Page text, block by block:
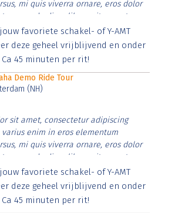
mi quis viverra ornare, eros dolor
commodo diam libero vitae erat.
et justo cursus id rutrum lorem
sem vitae risus tristique posuere.
favoriete schakel- of Y-AMT
deze geheel vrijblijvend en onder
45 minuten per rit!
Demo Ride Tour
(NH)
sit amet, consectetur adipiscing
varius enim in eros elementum
mi quis viverra ornare, eros dolor
commodo diam libero vitae erat.
et justo cursus id rutrum lorem
sem vitae risus tristique posuere.
favoriete schakel- of Y-AMT
deze geheel vrijblijvend en onder
45 minuten per rit!